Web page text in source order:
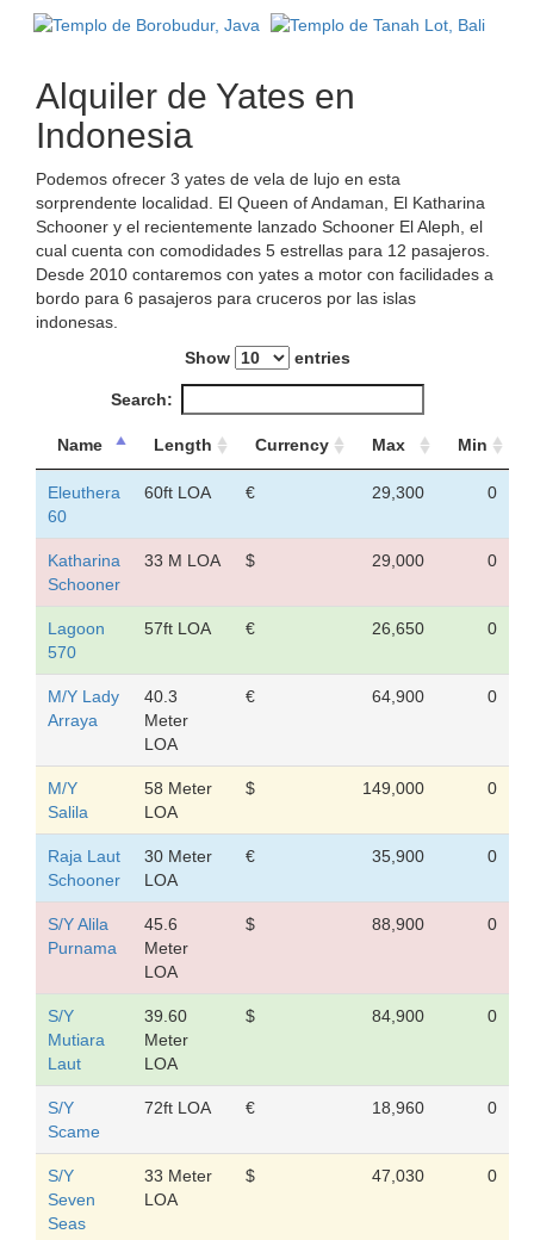
Alquiler de Yates en
Indonesia
Podemos ofrecer 3 yates de vela de lujo en esta
sorprendente localidad. El Queen of Andaman, El Katharina
Schooner y el recientemente lanzado Schooner El Aleph, el
cual cuenta con comodidades 5 estrellas para 12 pasajeros.
Desde 2010 contaremos con yates a motor con facilidades a
bordo para 6 pasajeros para cruceros por las islas
indonesas.
Show
entries
Search:
Name Length Currency Max Min
Eleuthera
60
60ft LOA € 29,300 0
Katharina
Schooner
33 M LOA $ 29,000 0
Lagoon
570
57ft LOA € 26,650 0
M/Y Lady
Arraya
40.3
Meter
LOA
€ 64,900 0
M/Y
Salila
58 Meter
LOA
$ 149,000 0
Raja Laut
Schooner
30 Meter
LOA
€ 35,900 0
S/Y Alila
Purnama
45.6
Meter
LOA
$ 88,900 0
S/Y
Mutiara
Laut
39.60
Meter
LOA
$ 84,900 0
S/Y
Scame
72ft LOA € 18,960 0
S/Y
Seven
Seas
33 Meter
LOA
$ 47,030 0